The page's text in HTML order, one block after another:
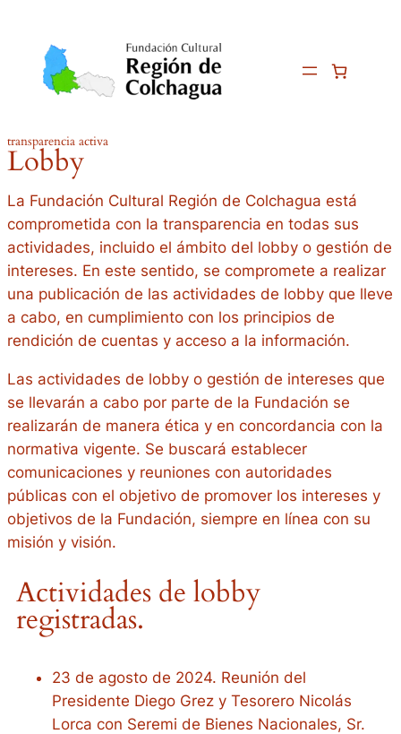
transparencia activa
Lobby
La Fundación Cultural Región de Colchagua está
comprometida con la transparencia en todas sus
actividades, incluido el ámbito del lobby o gestión de
intereses. En este sentido, se compromete a realizar
una publicación de las actividades de lobby que lleve
a cabo, en cumplimiento con los principios de
rendición de cuentas y acceso a la información.
Las actividades de lobby o gestión de intereses que
se llevarán a cabo por parte de la Fundación se
realizarán de manera ética y en concordancia con la
normativa vigente. Se buscará establecer
comunicaciones y reuniones con autoridades
públicas con el objetivo de promover los intereses y
objetivos de la Fundación, siempre en línea con su
misión y visión.
Actividades de lobby
registradas.
23 de agosto de 2024. Reunión del
Presidente Diego Grez y Tesorero Nicolás
Lorca con Seremi de Bienes Nacionales, Sr.